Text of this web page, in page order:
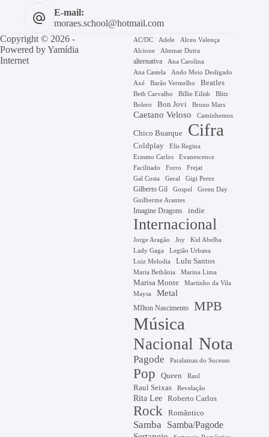
E-mail:
moraes.school@hotmail.com
Copyright © 2026 -
Powered byYamídia
Internet
AC/DC Adele
Alceu Valença
Alcione
Altemar Dutra
alternativa
Ana Carolina
Ana Castela
Ando Meio Desligado
Axé Barão Vermelho Beatles
Beth Carvalho Billie Eilish
Blitz
Bolero
Bon Jovi Bruno Mars
Caetano Veloso Caminhemos
Chico Buarque Cifra
Coldplay
Elis Regina
Erasmo Carlos
Evanescence
Facilitado
Forro Frejat
Gal Costa Geral Gigi Perez
Gilberto Gil Gospel Green Day
Guilherme Arantes
Imagine Dragons indie
Internacional
Jorge Aragão Joy Kid Abelha
Lady Gaga
Legião Urbana
Luiz Melodia
Lulu Santos
Maria Bethânia Marina Lima
Marisa Monte
Martinho da Vila
Maysa
Metal
MIlton Nascimento MPB
Música
Nacional Nota
Pagode Paralamas do Sucesso
Pop Queen Raul
Raul Seixas Revelação
Rita Lee Roberto Carlos
Rock Romântico
Samba
Samba/Pagode